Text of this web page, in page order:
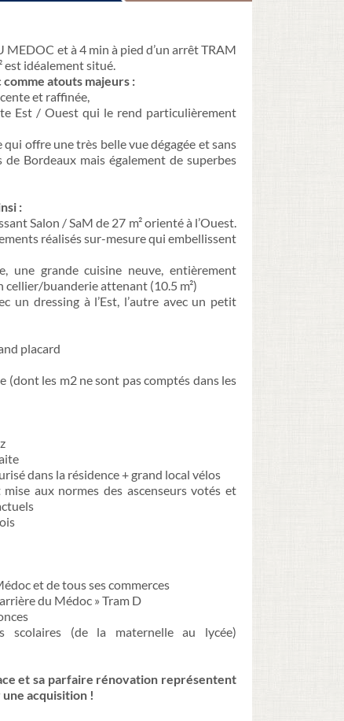
MEDOC et à 4 min à pied d’un arrêt TRAM
est idéalement situé.
atouts majeurs :
et raffinée,
Est / Ouest qui le rend particulièrement
offre une très belle vue dégagée et sans
Bordeaux mais également de superbes
:
Salon / SaM de 27 m² orienté à l’Ouest.
réalisés sur-mesure qui embellissent
une grande cuisine neuve, entièrement
cellier/buanderie attenant (10.5 m²)
un dressing à l’Est, l’autre avec un petit
placard
(dont les m2 ne sont pas comptés dans les
dans la résidence + grand local vélos
aux normes des ascenseurs votés et
et de tous ses commerces
du Médoc » Tram D
scolaires (de la maternelle au lycée)
et sa parfaire rénovation représentent
acquisition !